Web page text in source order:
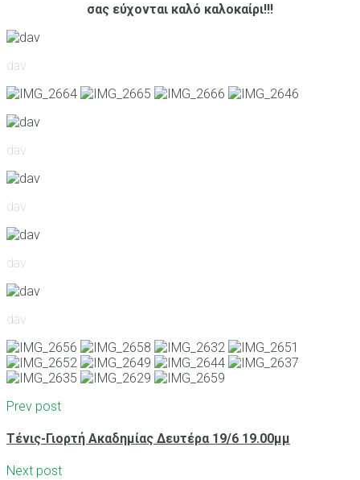
σας εύχονται καλό καλοκαίρι!!!
dav
dav
dav
dav
dav
Prev post
Tένις-Γιορτή Ακαδημίας Δευτέρα 19/6 19.00μμ
Next post